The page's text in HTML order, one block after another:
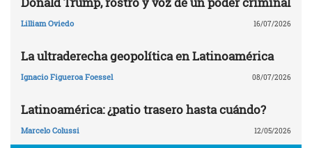
Lilliam Oviedo 16/07/2026
La ultraderecha geopolítica en Latinoamérica
Ignacio Figueroa Foessel 08/07/2026
Latinoamérica: ¿patio trasero hasta cuándo?
Marcelo Colussi 12/05/2026